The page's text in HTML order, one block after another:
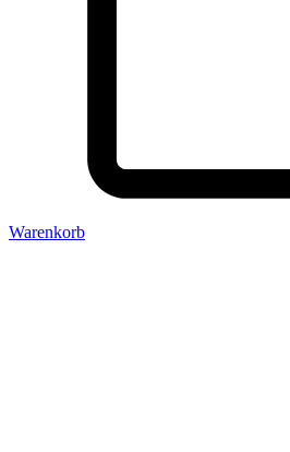
Warenkorb